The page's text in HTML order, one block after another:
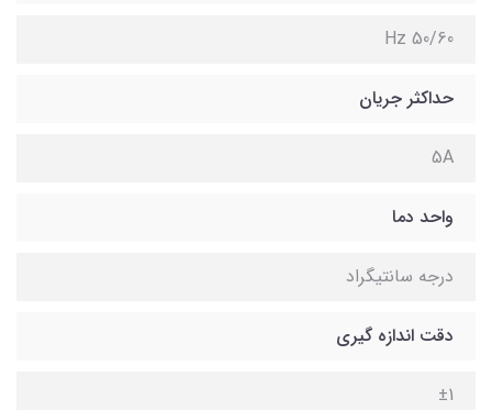
50/60 Hz
حداکثر جریان
5A
واحد دما
درجه سانتیگراد
دقت اندازه گیری
±1